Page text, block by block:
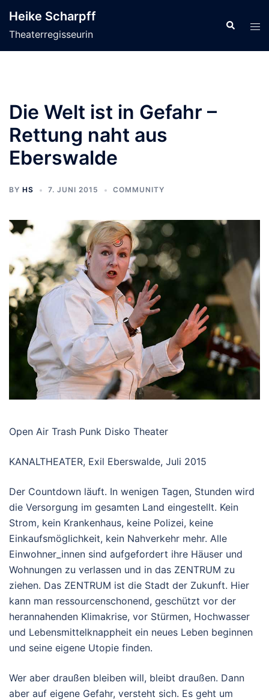
Inhalt
springen
Heike Scharpff
Theaterregisseurin
Search
Die Welt ist in Gefahr –
Rettung naht aus
Eberswalde
BY HS 7. JUNI 2015 COMMUNITY
Open Air Trash Punk Disko Theater
KANALTHEATER, Exil Eberswalde, Juli 2015
Der Countdown läuft. In wenigen Tagen, Stunden wird
die Versorgung im gesamten Land eingestellt. Kein
Strom, kein Krankenhaus, keine Polizei, keine
Einkaufsmöglichkeit, kein Nahverkehr mehr. Alle
Einwohner_innen sind aufgefordert ihre Häuser und
Wohnungen zu verlassen und in das ZENTRUM zu
ziehen. Das ZENTRUM ist die Stadt der Zukunft. Hier
kann man ressourcenschonend, geschützt vor der
herannahenden Klimakrise, vor Stürmen, Hochwasser
und Lebensmittelknappheit ein neues Leben beginnen
und seine eigene Utopie finden.
Wer aber draußen bleiben will, bleibt draußen. Dann
aber auf eigene Gefahr, versteht sich. Es geht um